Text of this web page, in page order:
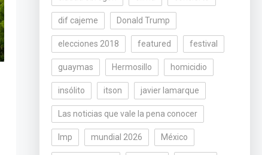
dif cajeme Donald Trump
elecciones 2018 featured festival
guaymas Hermosillo homicidio
insólito itson javier lamarque
Las noticias que vale la pena conocer
lmp mundial 2026 México